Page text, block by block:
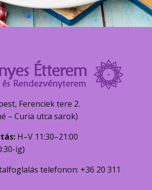
Ferenciek tere 2.
– Curia utca sarok)
H–V 11:30–21:00
ig)
telefonon: +36 20 311